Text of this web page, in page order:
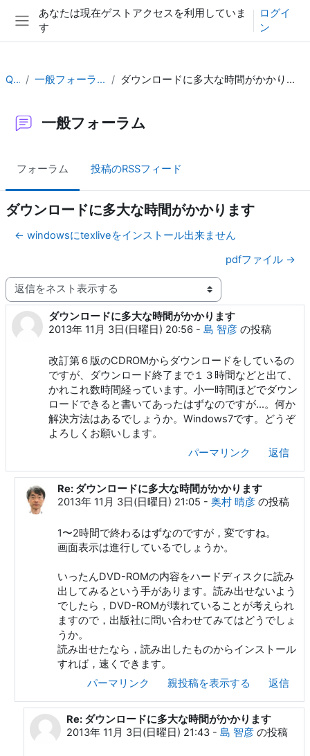
メインコンテンツへスキップする
サイドパネル
あなたは現在ゲストアクセスを利用していま
す
ログイ
ン
QA 一般フォーラム ダウンロードに多大な時間がかかります
一般フォーラム
フォーラム 投稿のRSSフィード
ダウンロードに多大な時間がかかります
← windowsにtexliveをインストール出来ません
pdfファイル →
表示モード
ダウンロードに多大な時間がかかります
2013年 11月 3日(日曜日) 20:56 - 島 智彦 の投稿
返信数: 23
改訂第６版のCDROMからダウンロードをしているの
ですが、ダウンロード終了まで１３時間などと出て、
かれこれ数時間経っています。小一時間ほどでダウン
ロードできると書いてあったはずなのですが…。何か
解決方法はあるでしょうか。Windows7です。どうぞ
よろしくお願いします。
パーマリンク
返信
島 智彦 への返信
Re: ダウンロードに多大な時間がかかります
2013年 11月 3日(日曜日) 21:05 - 奥村 晴彦の投稿
1〜2時間で終わるはずなのですが，変ですね。
画面表示は進行しているでしょうか。
いったんDVD-ROMの内容をハードディスクに読み
出してみるという手があります。読み出せないよう
でしたら，DVD-ROMが壊れていることが考えられ
ますので，出版社に問い合わせてみてはどうでしょ
うか。
読み出せたなら，読み出したものからインストール
すれば，速くできます。
パーマリンク
親投稿を表示する 返信
奥村 晴彦 への返信
Re: ダウンロードに多大な時間がかかります
2013年 11月 3日(日曜日) 21:43- 島 智彦の投稿